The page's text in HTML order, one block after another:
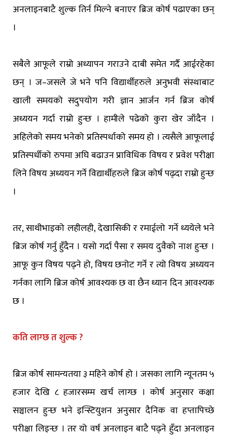
अनलाइनबाटै शुल्क तिर्न मिल्ने बनाएर ब्रिज कोर्ष पढाएका छन्
।
सबैले आफूले राम्रो अध्यापन गराउने दाबी समेत गर्दै आईरहेका
छन् । ज–जसले जे भने पनि विद्यार्थीहरुले अनुभवी संस्थाबाट
खाली समयको सदुपयोग गरी ज्ञान आर्जन गर्न ब्रिज कोर्ष
अध्ययन गर्दा राम्रो हुन्छ । हामीले पढेको कुरा खेर जाँदैन ।
अहिलेको समय भनेको प्रतिस्पर्धाको समय हो । त्यसैले आफूलाई
प्रतिस्पर्धीको रुपमा अघि बढाउन प्राविधिक विषय र प्रवेश परीक्षा
लिने विषय अध्ययन गर्ने विद्यार्थीहरुले ब्रिज कोर्ष पढ्दा राम्रो हुन्छ
।
तर, साथीभाइको लहीलही, देखासिकी र रमाईलो गर्ने ध्ययेले भने
ब्रिज कोर्ष गर्नु हुँदैन । यसो गर्दा पैसा र समय दुवैको नाश हुन्छ ।
आफू कुन विषय पढ्ने हो, विषय छनोट गर्ने र त्यो विषय अध्ययन
गर्नका लागि ब्रिज कोर्ष आवश्यक छ वा छैन ध्यान दिन आवश्यक
छ ।
कति लाग्छ त शुल्क ?
ब्रिज कोर्ष सामन्यतया ३ महिने कोर्ष हो । जसका लागि न्यूनतम ५
हजार देखि ८ हजारसम्म खर्च लाग्छ । कोर्ष अनुसार कक्षा
सञ्चालन हुन्छ भने इन्स्टियुशन अनुसार दैनिक वा हप्तापिच्छे
परीक्षा लिइन्छ । तर यो वर्ष अनलाइन बाटै पढ्ने हुँदा अनलाइन